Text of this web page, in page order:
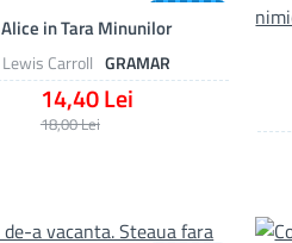
-20 %
Lewis Carroll GRAMAR
Alice in Tara Minunilor
14,40 Lei
18,00 Lei